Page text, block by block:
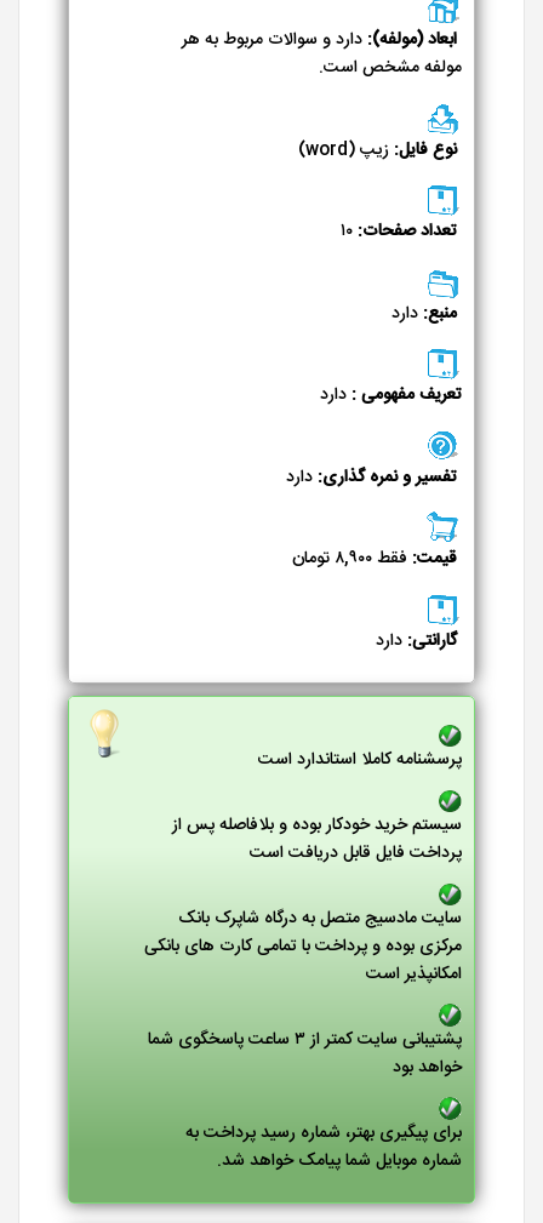
ابعاد (مولفه): دارد و سوالات مربوط به هر
مولفه مشخص است.
نوع فایل: زیپ (word)
تعداد صفحات:
منبع: دارد
تعریف مفهومی : دارد
تفسیر و نمره گذاری: دارد
قیمت: فقط ۸,۹۰۰ تومان
گارانتی: دارد
پرسشنامه کاملا استاندارد است
سیستم خرید خودکار بوده و بلافاصله پس از
پرداخت فایل قابل دریافت است
سایت مادسیج متصل به درگاه شاپرک بانک
مرکزی بوده و پرداخت با تمامی کارت های بانکی
امکانپذیر است
پشتیبانی سایت کمتر از ۳ ساعت پاسخگوی شما
خواهد بود
برای پیگیری بهتر، شماره رسید پرداخت به
شماره موبایل شما پیامک خواهد شد.